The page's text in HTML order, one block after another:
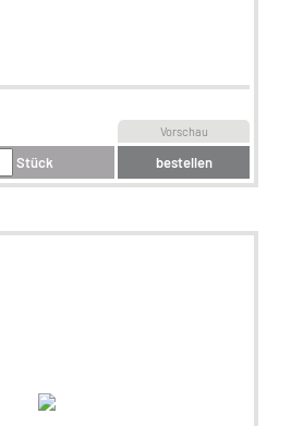
Vorschau
Stück bestellen